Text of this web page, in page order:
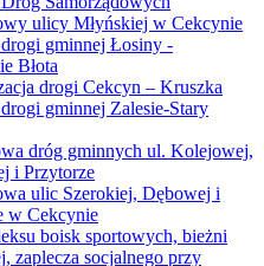
ulicy Młyńskiej w Cekcynie
gminnej Łosiny -
Błota
drogi Cekcyn – Kruszka
gminnej Zalesie-Stary
dróg gminnych ul. Kolejowej,
i Przytorze
ulic Szerokiej, Dębowej i
w Cekcynie
boisk sportowych, bieżni
zaplecza socjalnego przy